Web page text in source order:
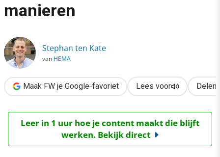
Versterk online vertrouwenswaardigheid: 3 manieren
manieren
Stephan ten Kate
van HEMA
Maak FW je Google-favoriet Lees voor Delen
Leer in 1 uur hoe je content maakt die blijft
werken. Bekijk direct